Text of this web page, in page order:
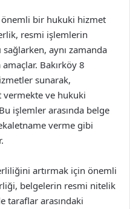
önemli bir hukuki hizmet
resmi işlemlerin
aynı zamanda
Bakırköy 8
sunarak,
vermekte ve hukuki
işlemler arasında belge
verme gibi
artırmak için önemli
belgelerin resmi nitelik
taraflar arasındaki